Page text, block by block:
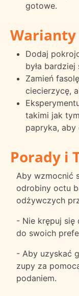
gotowe.
Warianty
Dodaj
była bardziej
Zamień
ciecierzycę,
takimi jak
papryka, aby
Porady i
Aby wzmocnić
odrobiny octu
odżywczych
- Nie krępuj
do swoich
- Aby uzyskać
zupy za
podaniem.